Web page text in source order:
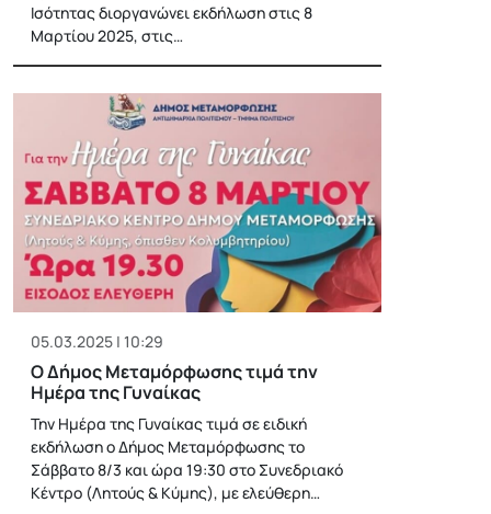
Ισότητας διοργανώνει εκδήλωση στις 8
Μαρτίου 2025, στις…
05.03.2025 | 10:29
Ο Δήμος Μεταμόρφωσης τιμά την
Ημέρα της Γυναίκας
Την Ημέρα της Γυναίκας τιμά σε ειδική
εκδήλωση ο Δήμος Μεταμόρφωσης το
Σάββατο 8/3 και ώρα 19:30 στο Συνεδριακό
Κέντρο (Λητούς & Κύμης), με ελεύθερη…